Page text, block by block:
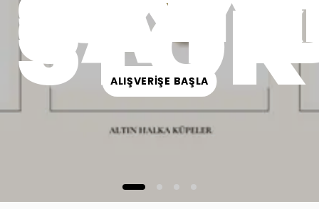
STOK
ALIŞVERİŞE BAŞLA